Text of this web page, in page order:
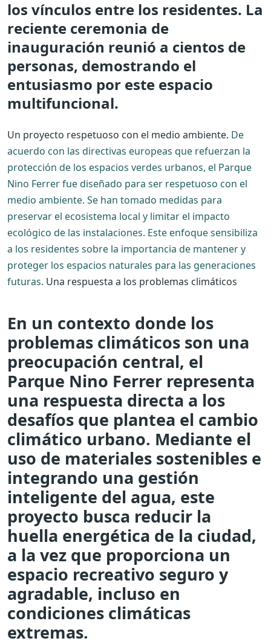
los vínculos entre los residentes. La
reciente ceremonia de
inauguración reunió a cientos de
personas, demostrando el
entusiasmo por este espacio
multifuncional.
Un proyecto respetuoso con el medio ambiente. De
acuerdo con las directivas europeas que refuerzan la
protección de los espacios verdes urbanos, el Parque
Nino Ferrer fue diseñado para ser respetuoso con el
medio ambiente. Se han tomado medidas para
preservar el ecosistema local y limitar el impacto
ecológico de las instalaciones. Este enfoque sensibiliza
a los residentes sobre la importancia de mantener y
proteger los espacios naturales para las generaciones
futuras. Una respuesta a los problemas climáticos
En un contexto donde los
problemas climáticos son una
preocupación central, el
Parque Nino Ferrer representa
una respuesta directa a los
desafíos que plantea el cambio
climático urbano. Mediante el
uso de materiales sostenibles e
integrando una gestión
inteligente del agua, este
proyecto busca reducir la
huella energética de la ciudad,
a la vez que proporciona un
espacio recreativo seguro y
agradable, incluso en
condiciones climáticas
extremas.